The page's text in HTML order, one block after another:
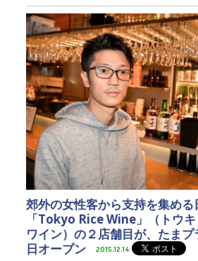
郊外の女性客から支持を集める
「Tokyo Rice Wine」（トウキ
ワイン）の２店舗目が、たま
日オープン
2015.12.14